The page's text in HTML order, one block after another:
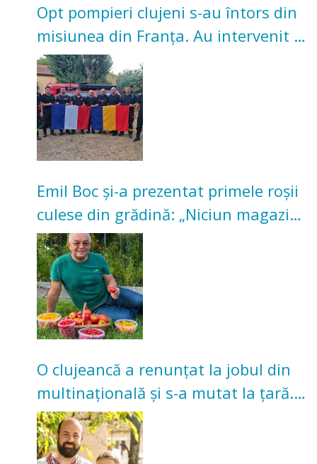
Opt pompieri clujeni s-au întors din
misiunea din Franța. Au intervenit la
incendii de vegetație și pădure
Emil Boc și-a prezentat primele roșii
culese din grădină: „Niciun magazin
nu poate oferi această satisfacție”
O clujeancă a renunțat la jobul din
multinațională și s-a mutat la țară.
Acum cultivă legume în grădina
bunicilor